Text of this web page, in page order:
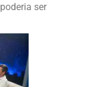
ser